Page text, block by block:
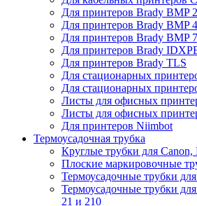
Для принтеров Brady BMP
Для принтеров Brady BMP
Для принтеров Brady BMP
Для принтеров Brady
Для принтеров Brady TLS
Для стационарных
Для стационарных
Листы для офисных
Листы для офисных
Для принтеров Niimbot
Термоусадочная трубка
Круглые трубки для
Плоские маркировочные
Термоусадочные трубки
Термоусадочные трубки
21 и 210